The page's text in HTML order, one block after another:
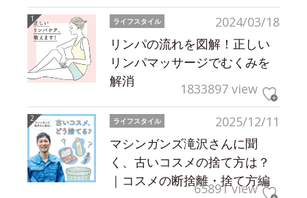
2024/03/18
ライフスタイル
リンパの流れを図解！正しい
リンパマッサージでむくみを
解消
1833897 view
2025/12/11
ライフスタイル
マシンガンズ滝沢さんに聞
く、古いコスメの捨て方は？
｜コスメの断捨離・捨て方編
65891 view